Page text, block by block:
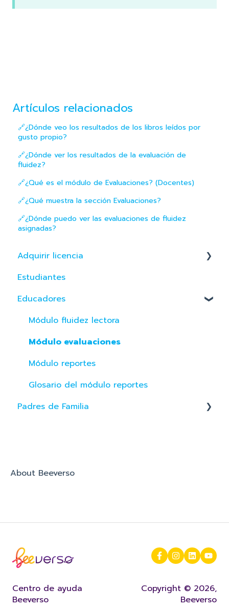
Artículos relacionados
🔗¿Dónde veo los resultados de los libros leídos por
gusto propio?
🔗¿Dónde ver los resultados de la evaluación de
fluidez?
🔗¿Qué es el módulo de Evaluaciones? (Docentes)
🔗¿Qué muestra la sección Evaluaciones?
🔗¿Dónde puedo ver las evaluaciones de fluidez
asignadas?
Adquirir licencia
Perú
Colombia
Estudiantes
Educadores
Módulo fluidez lectora
Módulo evaluaciones
Módulo reportes
Glosario del módulo reportes
Padres de Familia
About Beeverso
Centro de ayuda
Beeverso
Copyright © 2026,
Beeverso